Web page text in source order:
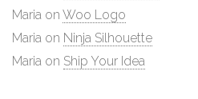
Maria on Woo Logo
Maria on Ninja Silhouette
Maria on Ship Your Idea